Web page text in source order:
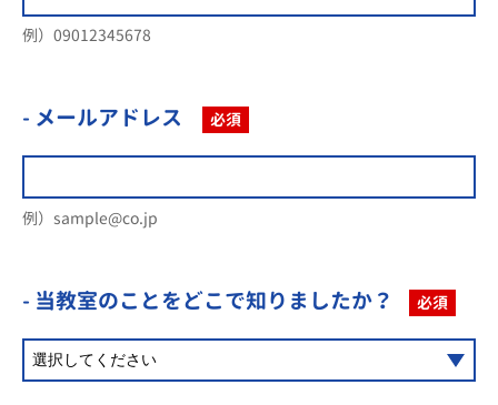
例）09012345678
- メールアドレス 必須
例）sample@co.jp
- 当教室のことをどこで知りましたか？ 必須